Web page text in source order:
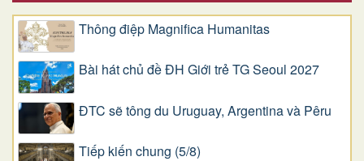
Thông điệp Magnifica Humanitas
Bài hát chủ đề ĐH Giới trẻ TG Seoul 2027
ĐTC sẽ tông du Uruguay, Argentina và Pêru
Tiếp kiến chung (5/8)